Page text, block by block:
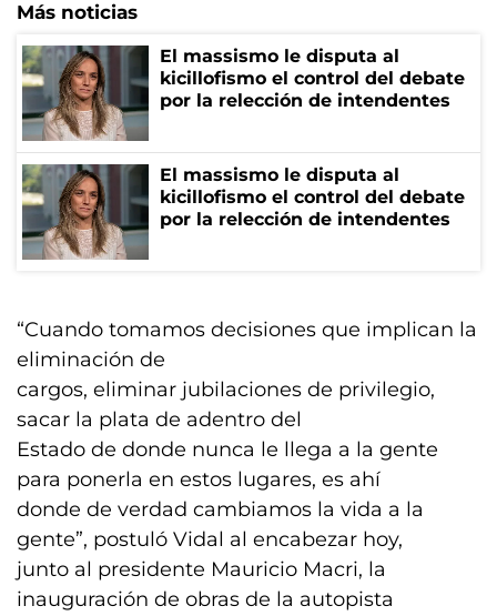
Más noticias
El massismo le disputa al
kicillofismo el control del debate
por la relección de intendentes
El massismo le disputa al
kicillofismo el control del debate
por la relección de intendentes
“Cuando tomamos decisiones que implican la
eliminación de
cargos, eliminar jubilaciones de privilegio,
sacar la plata de adentro del
Estado de donde nunca le llega a la gente
para ponerla en estos lugares, es ahí
donde de verdad cambiamos la vida a la
gente”, postuló Vidal al encabezar hoy,
junto al presidente Mauricio Macri, la
inauguración de obras de la autopista